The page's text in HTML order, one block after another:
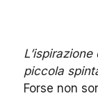
piccola
Forse non